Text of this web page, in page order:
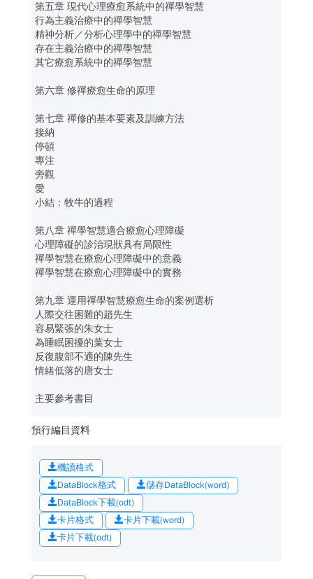
第五章 現代心理療愈系統中的禪學智慧
行為主義治療中的禪學智慧
精神分析／分析心理學中的禪學智慧
存在主義治療中的禪學智慧
其它療愈系統中的禪學智慧
第六章 修禪療愈生命的原理
第七章 禪修的基本要素及訓練方法
接納
停頓
專注
旁觀
愛
小結：牧牛的過程
第八章 禪學智慧適合療愈心理障礙
心理障礙的診治現狀具有局限性
禪學智慧在療愈心理障礙中的意義
禪學智慧在療愈心理障礙中的實務
第九章 運用禪學智慧療愈生命的案例選析
人際交往困難的趙先生
容易緊張的朱女士
為睡眠困擾的葉女士
反復腹部不適的陳先生
情緒低落的唐女士
主要參考書目
預行編目資料
機讀格式
DataBlock格式
儲存DataBlock(word)
DataBlock下載(odt)
卡片格式
卡片下載(word)
卡片下載(odt)